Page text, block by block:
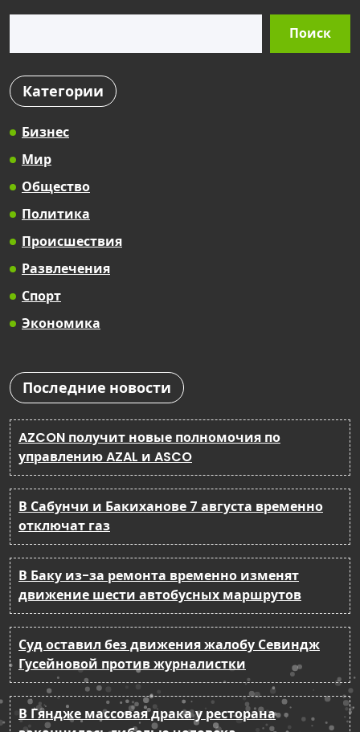
Поиск
Категории
Бизнес
Мир
Общество
Политика
Происшествия
Развлечения
Спорт
Экономика
Последние новости
AZCON получит новые полномочия по
управлению AZAL и ASCO
В Сабунчи и Бакиханове 7 августа временно
отключат газ
В Баку из-за ремонта временно изменят
движение шести автобусных маршрутов
Суд оставил без движения жалобу Севиндж
Гусейновой против журналистки
В Гяндже массовая драка у ресторана